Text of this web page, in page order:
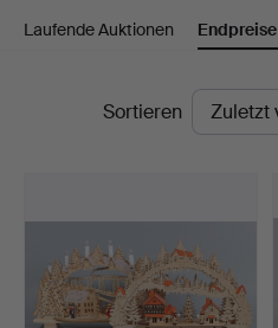
Bossard
Laufende Auktionen Endpreise
EndpreiseSortieren